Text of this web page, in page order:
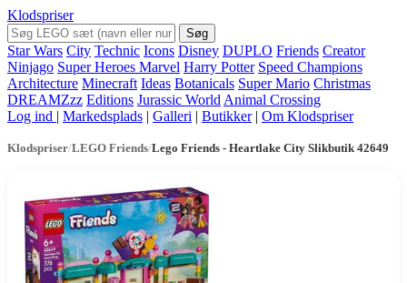
Klodspriser
Søg
Star Wars City Technic Icons Disney DUPLO Friends Creator
Ninjago Super Heroes Marvel Harry Potter Speed Champions
Architecture Minecraft Ideas Botanicals Super Mario Christmas
DREAMZzz Editions Jurassic World Animal Crossing
Log ind | Markedsplads | Galleri | Butikker | Om Klodspriser
Klodspriser/LEGO Friends/Lego Friends - Heartlake City Slikbutik 42649